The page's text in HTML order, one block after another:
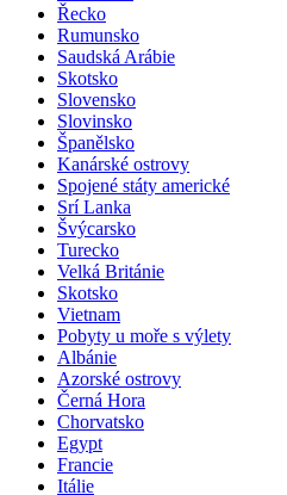
Řecko
Rumunsko
Saudská Arábie
Skotsko
Slovensko
Slovinsko
Španělsko
Kanárské ostrovy
Spojené státy americké
Srí Lanka
Švýcarsko
Turecko
Velká Británie
Skotsko
Vietnam
Pobyty u moře s výlety
Albánie
Azorské ostrovy
Černá Hora
Chorvatsko
Egypt
Francie
Itálie